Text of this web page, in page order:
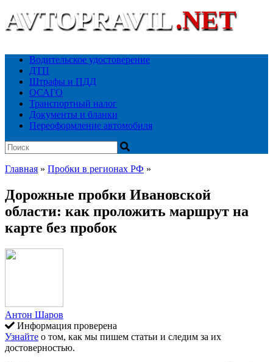
AVTOPRAVIL.NET
Водительское удостоверение
ДТП
Штрафы и ПДД
ОСАГО
Транспортный налог
Документы и бланки
Переоформление автомобиля
Главная » Пробки в регионах РФ »
Дорожные пробки Ивановской
области: как проложить маршрут на
карте без пробок
Антон Шаров
Информация проверена
Узнайте о том, как мы пишем статьи и следим за их
достоверностью.